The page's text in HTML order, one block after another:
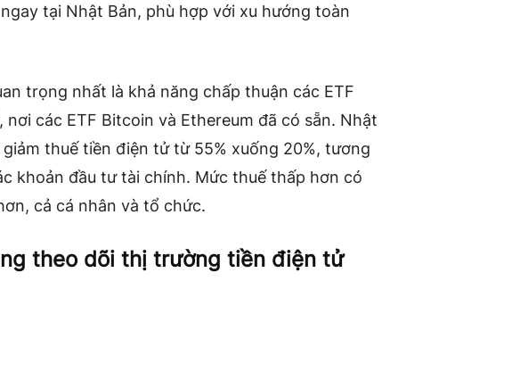
tại Nhật Bản, phù hợp với xu hướng toàn
trọng nhất là khả năng chấp thuận các ETF
nơi các ETF Bitcoin và Ethereum đã có sẵn. Nhật
thuế tiền điện tử từ 55% xuống 20%, tương
khoản đầu tư tài chính. Mức thuế thấp hơn có
cả cá nhân và tổ chức.
theo dõi thị trường tiền điện tử